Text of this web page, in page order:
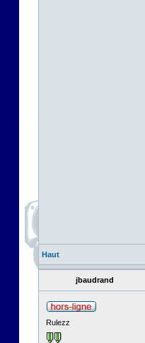
Haut
jbaudrand
Rulezz